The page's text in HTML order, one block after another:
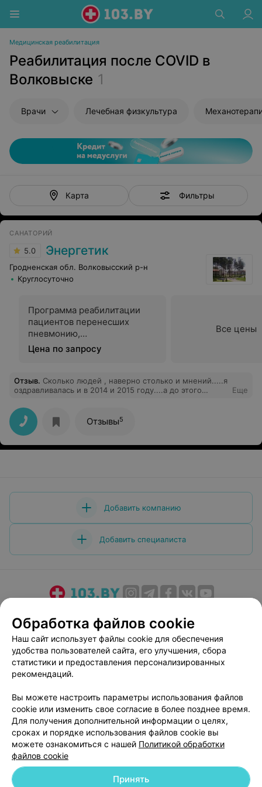
Медицинская реабилитация
Реабилитация после COVID в
Волковыске 1
Врачи Лечебная физкультура
Карта Фильтры
САНАТОРИЙ
5.0 Энергетик
Гродненская обл. Волковысский р-н
Круглосуточно
Программа реабилитации
пациентов перенесших
пневмонию,
ассоциированную с Covid-19
Цена по запросу
Все цены
Отзыв. Сколько людей , наверно столько и мнений.....я
оздравливалась и в 2014 и 2015 году....а до этого
не поеду......и лечение и питание и обслуживание в
Энергетике более чем устраивало.....ну а маленькие
накладки...так они везде есть.....Инесса, город
Мозырь...
Еще
Отзывы5
Добавить компанию
Добавить специалиста
Медицинский маркетинг
Публичный договор
Пользовательское соглашение
Способы оплаты
Вакансии
Партнеры
Написать руководителю 103.by
Персональные настройки cookie
Обработка персональных данных
Обработка файлов cookie
Наш сайт использует файлы cookie для обеспечения
удобства пользователей сайта, его улучшения, сбора
статистики и предоставления персонализированных
рекомендаций.
Вы можете настроить параметры использования файлов
cookie или изменить свое согласие в более позднее время.
Для получения дополнительной информации о целях,
сроках и порядке использования файлов cookie вы
можете ознакомиться с нашей Политикой обработки
файлов cookie
Принять